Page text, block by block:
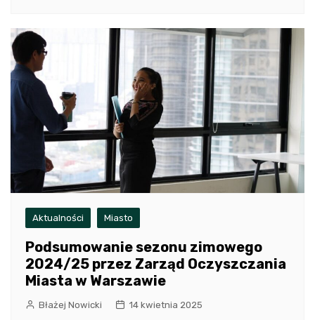
Aktualności Miasto
Podsumowanie sezonu zimowego
2024/25 przez Zarząd Oczyszczania
Miasta w Warszawie
Błażej Nowicki 14 kwietnia 2025